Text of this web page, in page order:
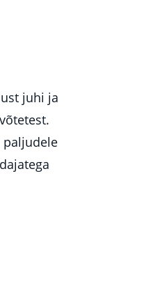
juhi ja
paljudele